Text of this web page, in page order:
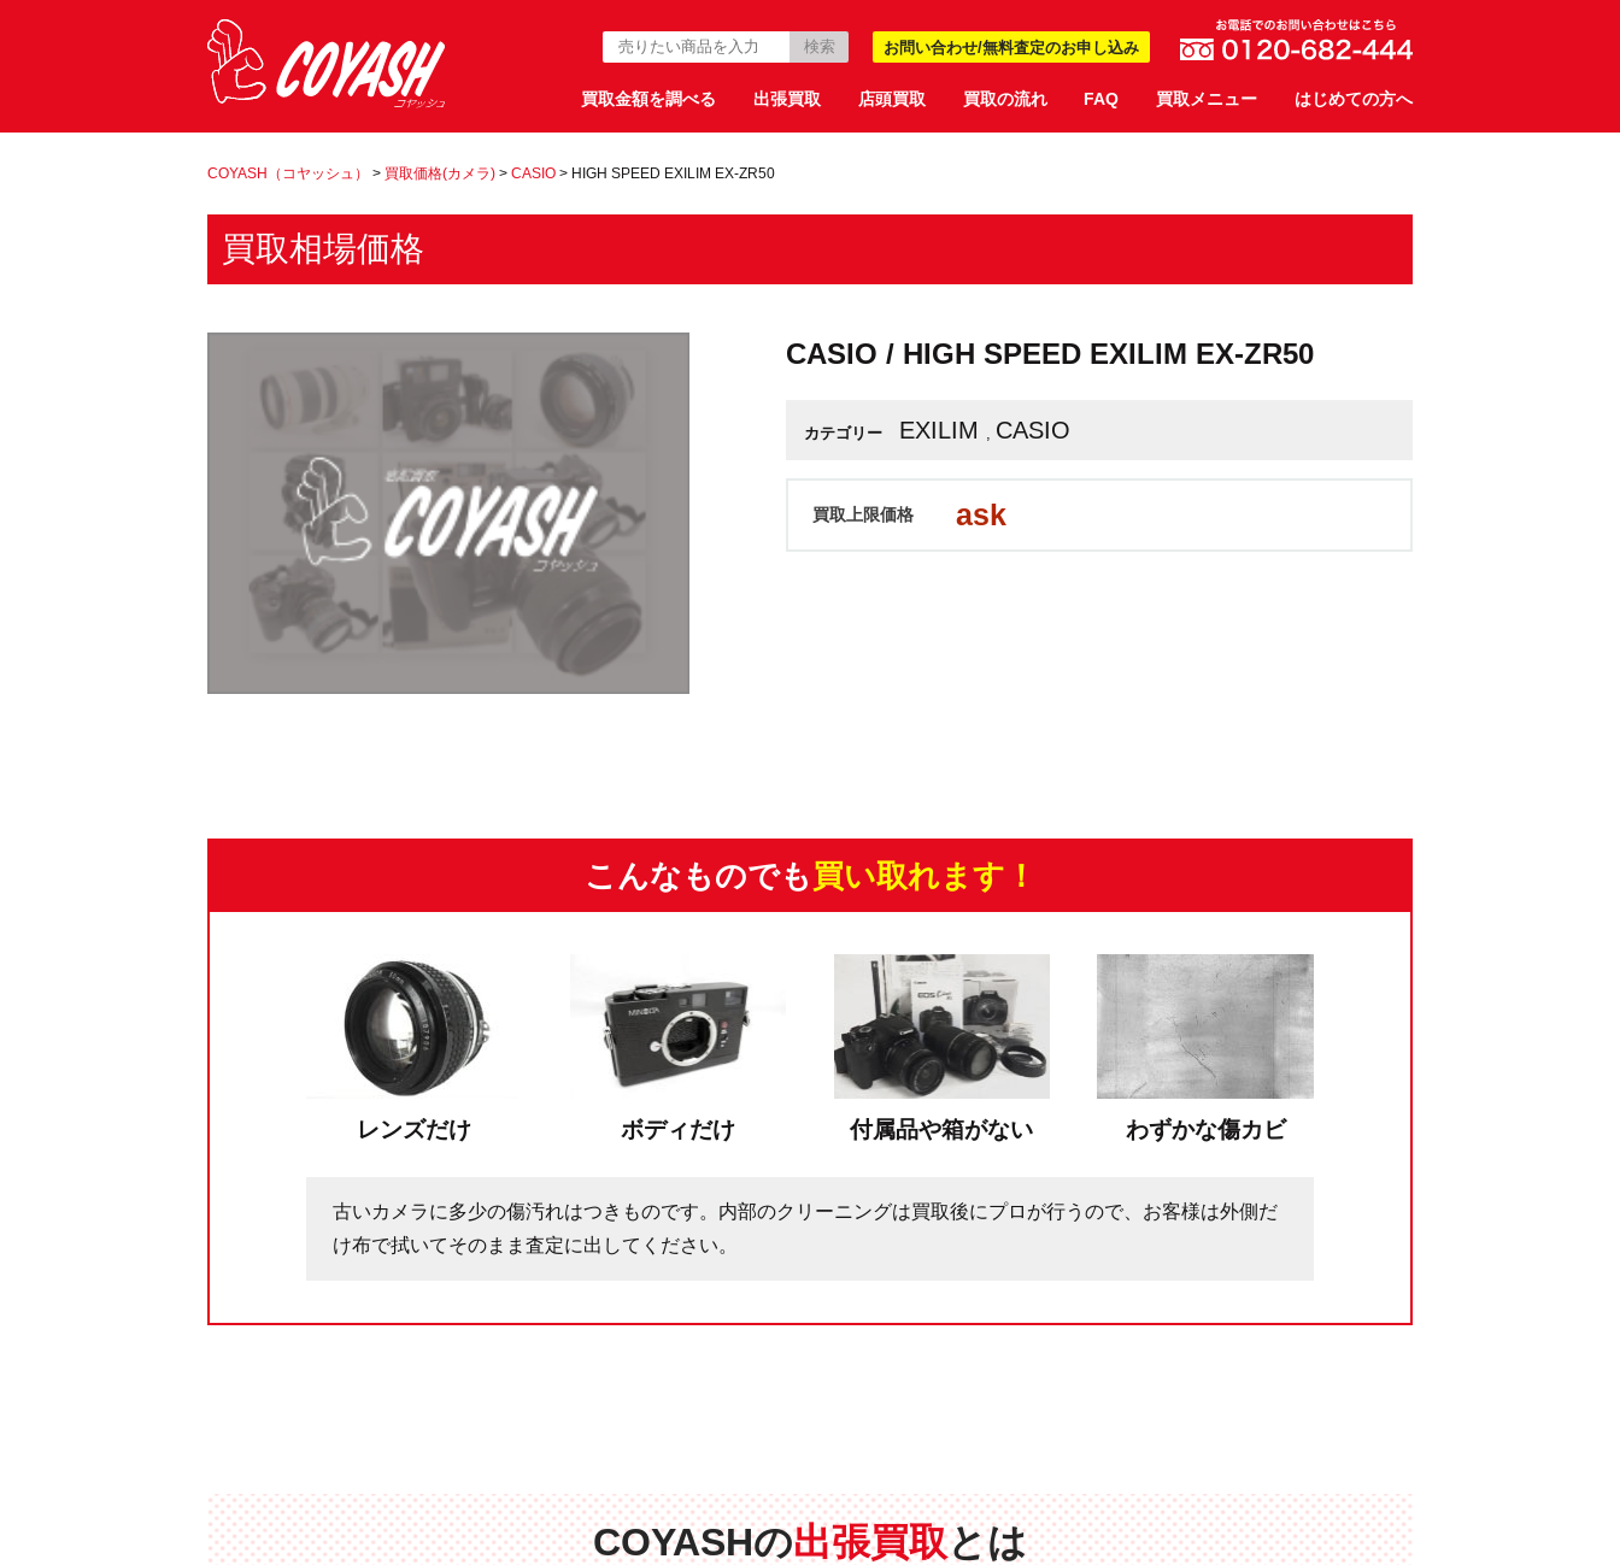
お問い合わせ/無料査定のお申し込み
買取金額を調べる 出張買取 店頭買取 買取の流れ FAQ 買取メニュー はじめての方へ
COYASH（コヤッシュ） > 買取価格(カメラ) > CASIO > HIGH SPEED EXILIM EX-ZR50
買取相場価格
CASIO / HIGH SPEED EXILIM EX-ZR50
カテゴリー EXILIM , CASIO
買取上限価格 ask
こんなものでも 買い取れます！
レンズだけ ボディだけ 付属品や箱がない わずかな傷カビ
古いカメラに多少の傷汚れはつきものです。内部のクリーニングは買取後にプロが行うので、お客様は外側だ
け布で拭いてそのまま査定に出してください。
COYASHの出張買取とは